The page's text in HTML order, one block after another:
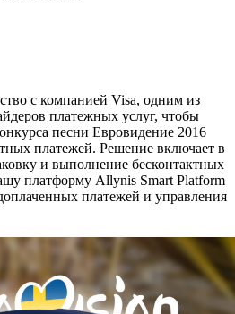
с компанией Visa, одним из
платежных услуг, чтобы
песни Евровидение 2016
платежей. Решение включает в
и выполнение бесконтактных
платформу Allynis Smart Platform
платежей и управления